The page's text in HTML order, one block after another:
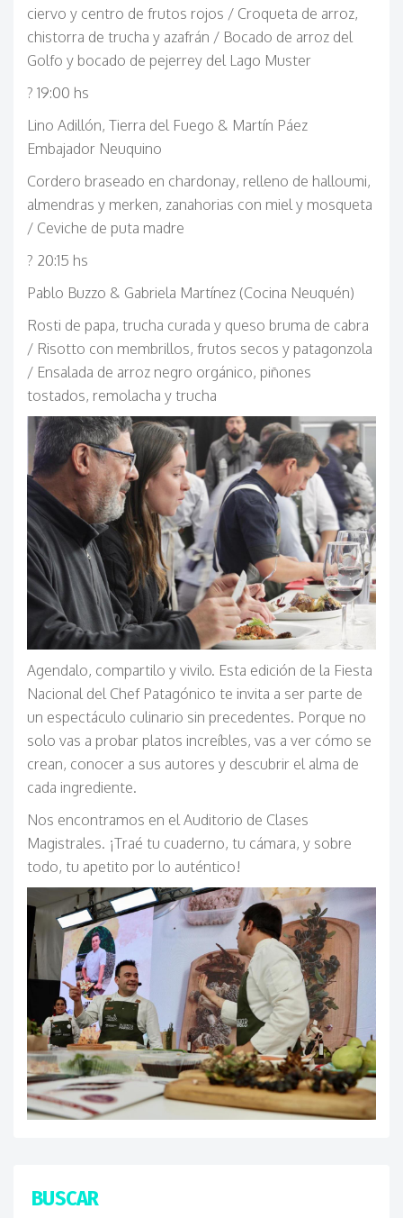
ciervo y centro de frutos rojos / Croqueta de arroz,
chistorra de trucha y azafrán / Bocado de arroz del
Golfo y bocado de pejerrey del Lago Muster
? 19:00 hs
Lino Adillón, Tierra del Fuego & Martín Páez
Embajador Neuquino
Cordero braseado en chardonay, relleno de halloumi,
almendras y merken, zanahorias con miel y mosqueta
/ Ceviche de puta madre
? 20:15 hs
Pablo Buzzo & Gabriela Martínez (Cocina Neuquén)
Rosti de papa, trucha curada y queso bruma de cabra
/ Risotto con membrillos, frutos secos y patagonzola
/ Ensalada de arroz negro orgánico, piñones
tostados, remolacha y trucha
Agendalo, compartilo y vivilo. Esta edición de la Fiesta
Nacional del Chef Patagónico te invita a ser parte de
un espectáculo culinario sin precedentes. Porque no
solo vas a probar platos increíbles, vas a ver cómo se
crean, conocer a sus autores y descubrir el alma de
cada ingrediente.
Nos encontramos en el Auditorio de Clases
Magistrales. ¡Traé tu cuaderno, tu cámara, y sobre
todo, tu apetito por lo auténtico!
BUSCAR